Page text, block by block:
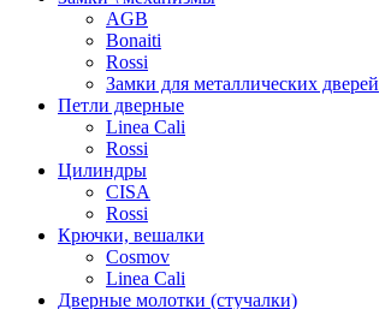
AGB
Bonaiti
Rossi
Замки для металлических дверей
Петли дверные
Linea Cali
Rossi
Цилиндры
CISA
Rossi
Крючки, вешалки
Cosmov
Linea Cali
Дверные молотки (стучалки)